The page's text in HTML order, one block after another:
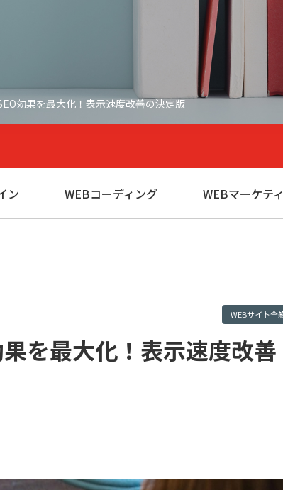
効果を最大化！表示速度改善の決定版
ン WEBコーディング WEBマーケテ
WEBサイト全
を最大化！表示速度改善